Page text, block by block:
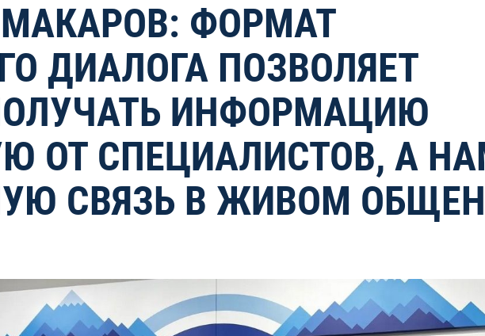
ФОРМАТ
ДИАЛОГА ПОЗВОЛЯЕТ
ИНФОРМАЦИЮ
ОТ СПЕЦИАЛИСТОВ, А
СВЯЗЬ В ЖИВОМ